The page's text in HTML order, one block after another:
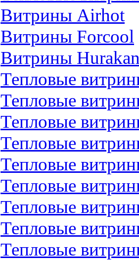
Витрины Airhot
Витрины Forcool
Витрины
Тепловые
Тепловые
Тепловые
Тепловые
Тепловые
Тепловые
Тепловые
Тепловые
Тепловые